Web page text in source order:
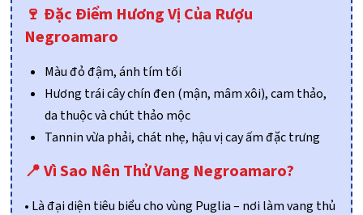
🍷 Đặc Điểm Hương Vị Của Rượu
Negroamaro
Màu đỏ đậm, ánh tím tối
Hương trái cây chín đen (mận, mâm xôi), cam thảo,
da thuộc và chút thảo mộc
Tannin vừa phải, chát nhẹ, hậu vị cay ấm đặc trưng
📍 Vì Sao Nên Thử Vang Negroamaro?
• Là đại diện tiêu biểu cho vùng Puglia – nơi làm vang thủ